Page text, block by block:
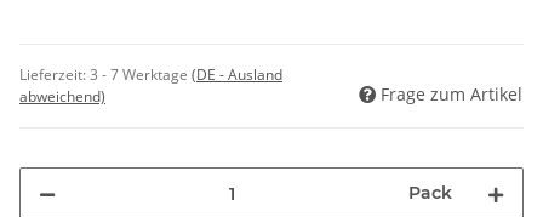
Lieferzeit:3 - 7 Werktage (DE - Ausland
abweichend)
Frage zum Artikel
Pack